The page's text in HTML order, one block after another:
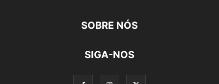
SOBRE NÓS
SIGA-NOS